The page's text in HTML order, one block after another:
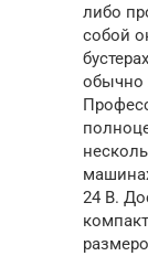
либо
собой
обычно
24 В.